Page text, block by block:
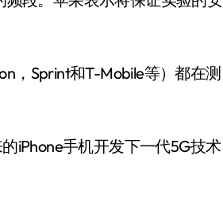
，Sprint和T-Mobile等）都在测
iPhone手机开发下一代5G技术